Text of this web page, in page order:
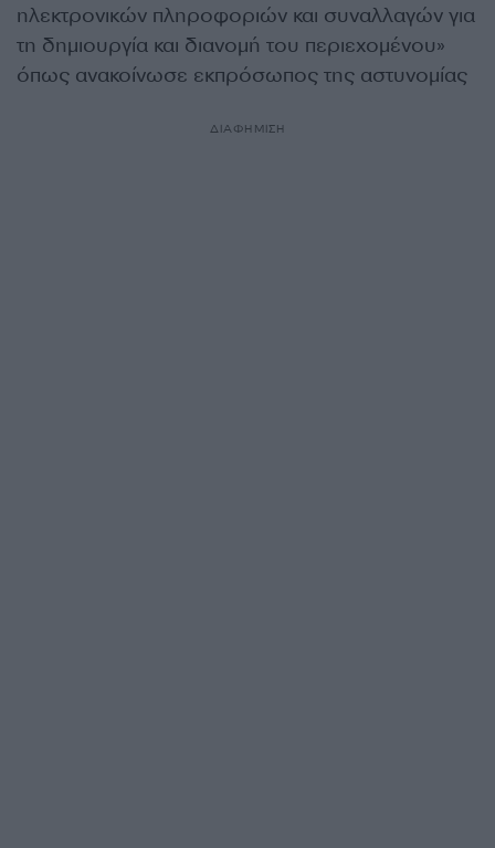
ηλεκτρονικών πληροφοριών και συναλλαγών για
τη δημιουργία και διανομή του περιεχομένου»
όπως ανακοίνωσε εκπρόσωπος της αστυνομίας
ΔΙΑΦΗΜΙΣΗ